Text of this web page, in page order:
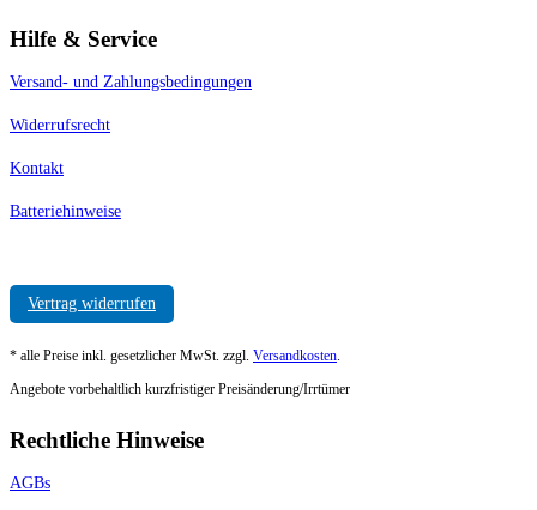
Hilfe & Service
Versand- und Zahlungsbedingungen
Widerrufsrecht
Kontakt
Batteriehinweise
Vertrag widerrufen
* alle Preise inkl. gesetzlicher MwSt. zzgl. Versandkosten.
Angebote vorbehaltlich kurzfristiger Preisänderung/Irrtümer
Rechtliche Hinweise
AGBs